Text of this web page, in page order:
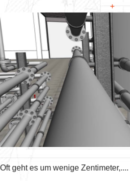
+
Oft geht es um wenige Zentimeter,....